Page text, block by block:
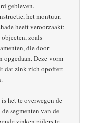
gebleven.
het montuur,
heeft veroorzaakt;
zoals
die door
opgedaan. Deze vorm
dat zink zich opoffert
het te overwegen de
segmenten van de